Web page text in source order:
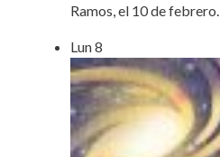
Ramos, el 10 de febrero.
Lun8